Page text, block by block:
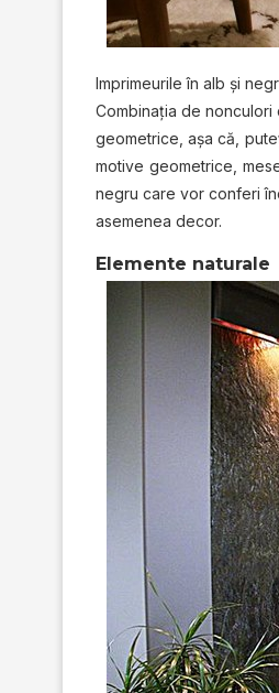
Imprimeurile în alb şi
Combinaţia de
geometrice, aşa că,
motive geometrice,
negru care vor conferi
asemenea decor.
Elemente naturale